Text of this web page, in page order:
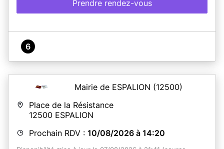
Prendre rendez-vous
6
Mairie de ESPALION (12500)
Place de la Résistance
12500 ESPALION
Prochain RDV : 10/08/2026 à 14:20